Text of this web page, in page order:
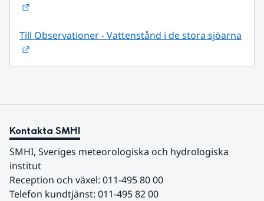
Till Observationer - Vattenstånd i de stora sjöarna
Kontakta SMHI
SMHI, Sveriges meteorologiska och hydrologiska
institut
Reception och växel: 011-495 80 00
Telefon kundtjänst: 011-495 82 00